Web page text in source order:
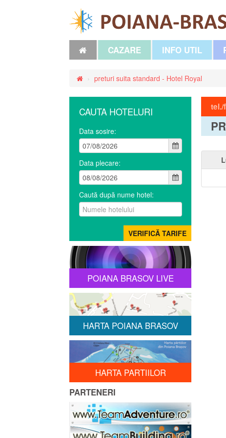
CAZARE INFO UTIL
› preturi suita standard - Hotel Royal
CAUTA HOTELURI
Data sosire:
Data plecare:
Caută după nume hotel:
POIANA BRASOV LIVE
HARTA POIANA BRASOV
HARTA PARTIILOR
PARTENERI
tel./